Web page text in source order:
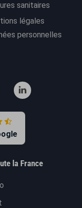
sanitaires
légales
personnelles
la France